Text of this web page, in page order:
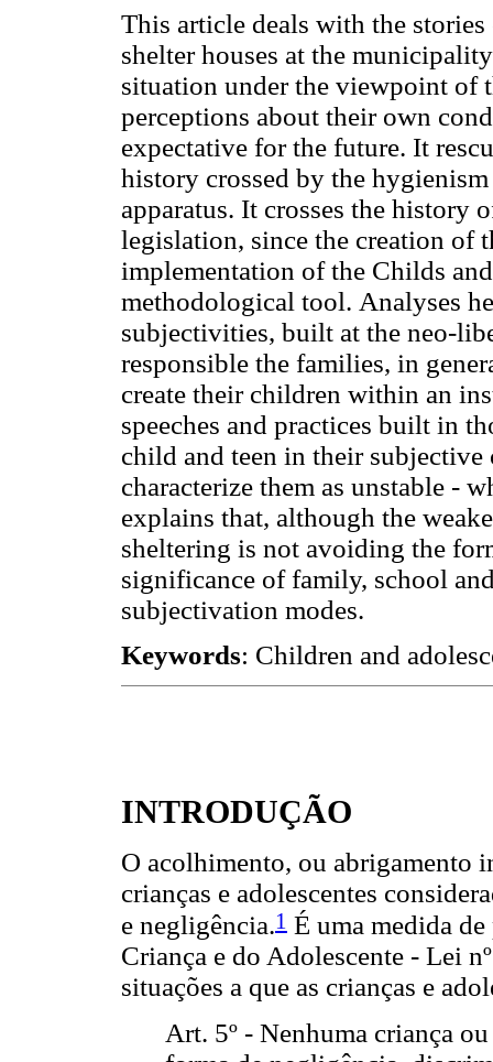
This article deals with the
shelter houses at the
situation under the viewpoint of
perceptions about their own
expectative for the future. It
history crossed by the
apparatus. It crosses the
legislation, since the creation of
implementation of the Childs
methodological tool. Analyses
subjectivities, built at the neo-
responsible the families, in
create their children within an
speeches and practices built in
child and teen in their
characterize them as unstable -
explains that, although the
sheltering is not avoiding the
significance of family, school
subjectivation modes.
Keywords: Children and
INTRODUÇÃO
O acolhimento, ou abrigamento
crianças e adolescentes
e negligência.1 É uma medida
Criança e do Adolescente - Lei
situações a que as crianças e
Art. 5º - Nenhuma criança